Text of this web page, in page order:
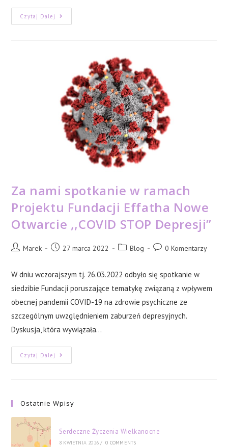
Czytaj Dalej W
Zdrowym
Za nami spotkanie w ramach
Projektu Fundacji Effatha Nowe
Otwarcie ,,COVID STOP Depresji”
PostMarek
Post27 marca 2022
PostBlog
Post0 Komentarzy
W dniu wczorajszym tj. 26.03.2022 odbyło się spotkanie w
siedzibie Fundacji poruszające tematykę związaną z wpływem
obecnej pandemii COVID-19 na zdrowie psychiczne ze
szczególnym uwzględnieniem zaburzeń depresyjnych.
Dyskusja, która wywiązała…
Czytaj Dalej Za
Nami
Effatha
,,COVID
STOP
Depresji”
Ostatnie Wpisy
Serdeczne Życzenia Wielkanocne
8 KWIETNIA 2026 / 0 COMMENTS